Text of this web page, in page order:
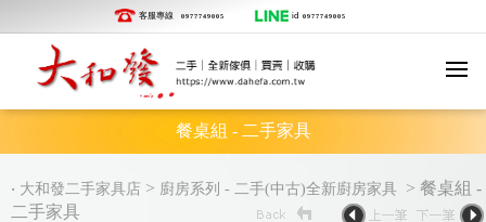
客服專線 0977749005 id 0977749005
餐桌組 - 二手家具
‧ 大和發二手家具店 > 廚房系列 - 二手(中古)全新廚房家具 > 餐桌組 -
二手家具